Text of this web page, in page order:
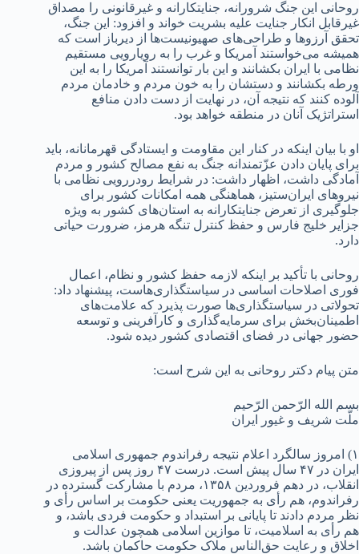
روحانی این جنگ شرورانه، جنایتکارانه و غیرقانونی را مصداق
غیرقابل انکار جنایت علیه بشریت خواند و افزود: این جنگ،
تحقق آرزوها و طراحی‌های صهیونیست‌ها از دیرباز است که
همیشه می‌خواستند آمریکا و غرب را به رویارویی مستقیم
نظامی با ایران بکشانند و این بار توانستند آمریکا را به این
ورطه بکشانند و دستشان را به خون مردم و خادمان مردم
آلوده کنند که نتیجه آن، در نهایت از دست دادن منافع
استراتژیک آنان در منطقه خواهد بود.
او با بیان اینکه در کنار این مقاومت و ایستادگی قهرمانانه، باید
برای پایان دادن عزّتمندانه جنگ به نفع مصالح کشور و مردم
آمادگی داشت، اظهار داشت: در شرایط رودررویی نظامی با
نیروهای ایران‌ستیز، هماهنگی همه امکانات کشور برای
جلوگیری از تعرض جنایتکارانه به استان‌های کشور به ویژه
جزایر خلیج فارس و حفظ کنترل تنگه هرمز، ضرورت حیاتی
دارد.
روحانی با تأکید بر اینکه لازمه ‌حفظ کشور و نظام، اعمال
فوری اصلاحات اساسی در سیاستگذاری‌هاست، پیشنهاد داد:
تحولاتی در سیاستگذاری‌ها صورت پذیرد که علامت‌های
اطمینان‌بخش برای سرمایه‌گذاری و کارآفرینی و توسعه
حضور جهانی در فضای اقتصادی کشور دیده شود.
متن پیام دکتر روحانی به این شرح است:
بسم الله الرّحمن الرّحیم
ملّت شریف و غیور ایران
۱) امروز سالگرد اعلام نتیجه رفراندوم جمهوری اسلامی
ایران در ۴۷ سال پیش است. درست ۴۷ روز پس از پیروزی
انقلاب، در دهم فروردین ۱۳۵۸، مردم با مشارکت گسترده در
رفراندوم، هم رأی به جمهوریت یعنی حکومت بر اساس رأی و
نظر مردم دادند تا پایانی بر استبداد و حکومت فردی باشد، و
هم رأی به اسلامیت، تا موازین اسلامی همچون عدالت و
اخلاق و رعایت حق‌الناس ملاک حکومت حاکمان باشد.